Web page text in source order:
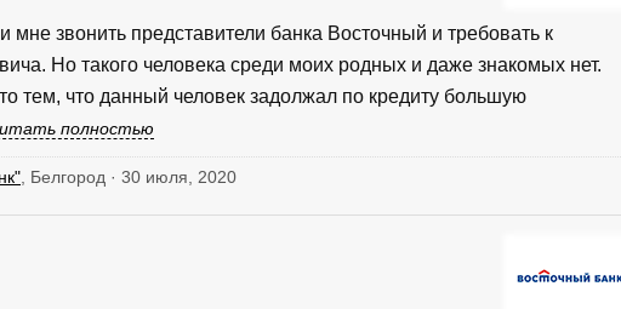
мне звонить представители банка Восточный и требовать к
Но такого человека среди моих родных и даже знакомых нет.
тем, что данный человек задолжал по кредиту большую
полностью
, Белгород · 30 июля, 2020